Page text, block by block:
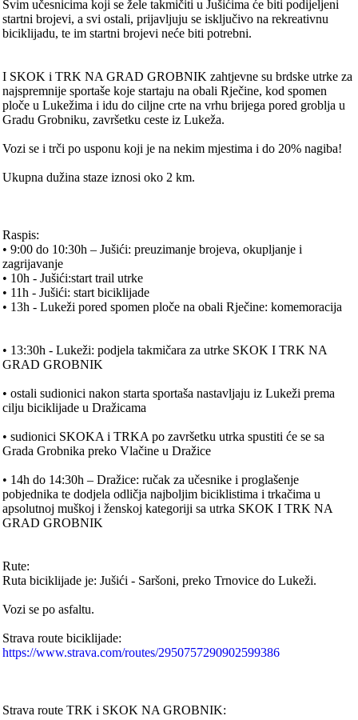
Svim učesnicima koji se žele takmičiti u Jušićima će biti podijeljeni
startni brojevi, a svi ostali, prijavljuju se isključivo na rekreativnu
biciklijadu, te im startni brojevi neće biti potrebni.
I SKOK i TRK NA GRAD GROBNIK zahtjevne su brdske utrke za
najspremnije sportaše koje startaju na obali Rječine, kod spomen
ploče u Lukežima i idu do ciljne crte na vrhu brijega pored groblja u
Gradu Grobniku, završetku ceste iz Lukeža.
Vozi se i trči po usponu koji je na nekim mjestima i do 20% nagiba!
Ukupna dužina staze iznosi oko 2 km.
Raspis:
• 9:00 do 10:30h – Jušići: preuzimanje brojeva, okupljanje i
zagrijavanje
• 10h - Jušići:start trail utrke
• 11h - Jušići: start biciklijade
• 13h - Lukeži pored spomen ploče na obali Rječine: komemoracija
• 13:30h - Lukeži: podjela takmičara za utrke SKOK I TRK NA
GRAD GROBNIK
• ostali sudionici nakon starta sportaša nastavljaju iz Lukeži prema
cilju biciklijade u Dražicama
• sudionici SKOKA i TRKA po završetku utrka spustiti će se sa
Grada Grobnika preko Vlačine u Dražice
• 14h do 14:30h – Dražice: ručak za učesnike i proglašenje
pobjednika te dodjela odličja najboljim biciklistima i trkačima u
apsolutnoj muškoj i ženskoj kategoriji sa utrka SKOK I TRK NA
GRAD GROBNIK
Rute:
Ruta biciklijade je: Jušići - Saršoni, preko Trnovice do Lukeži.
Vozi se po asfaltu.
Strava route biciklijade:
https://www.strava.com/routes/2950757290902599386
Strava route TRK i SKOK NA GROBNIK: